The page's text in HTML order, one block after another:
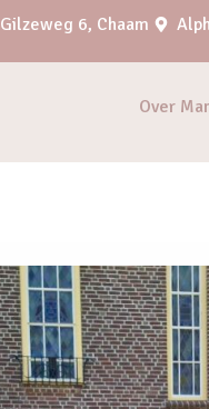
Gilzeweg 6, Chaam
Over